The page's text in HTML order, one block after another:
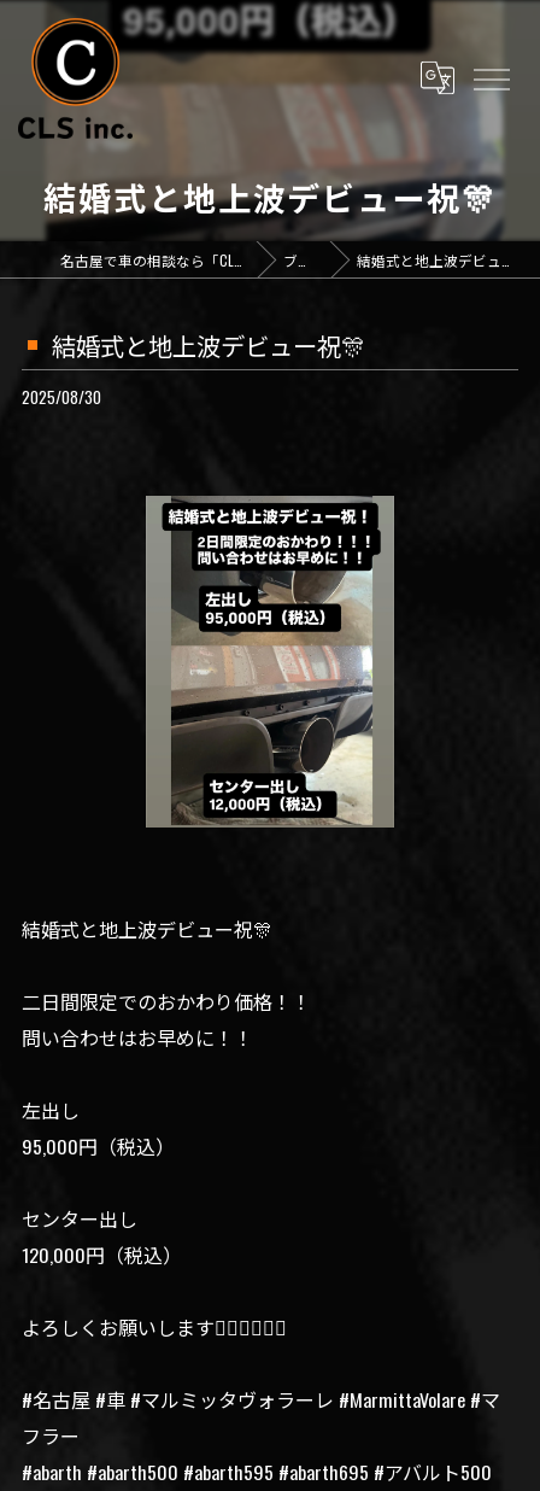
結婚式と地上波デビュー祝🎊
ブログ 結婚式と地上波デビュー祝🎊
結婚式と地上波デビュー祝🎊
2025/08/30
結婚式と地上波デビュー祝🎊
二日間限定でのおかわり価格！！
問い合わせはお早めに！！
左出し
95,000円（税込）
センター出し
120,000円（税込）
よろしくお願いします🙆‍♀️🙆‍♀️🙆‍♀️
#名古屋 #車 #マルミッタヴォラーレ #MarmittaVolare #マ
フラー
#abarth #abarth500 #abarth595 #abarth695 #アバルト500